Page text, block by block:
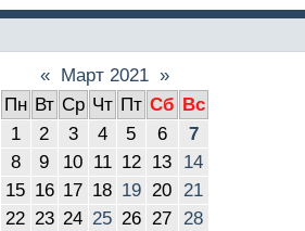
« Март 2021 »
Пн Вт Ср Чт Пт Сб Вс
1
2 3 4 5 6
7
8
9 10 11 12 13 14
15 16 17 18 19 20 21
22 23 24 25 26 27 28